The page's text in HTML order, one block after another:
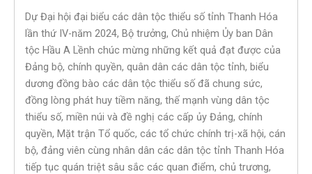
Dự Đại hội đại biểu các dân tộc thiểu số tỉnh Thanh Hóa
lần thứ IV-năm 2024, Bộ trưởng, Chủ nhiệm Ủy ban Dân
tộc Hầu A Lềnh chúc mừng những kết quả đạt được của
Đảng bộ, chính quyền, quân dân các dân tộc tỉnh, biểu
dương đồng bào các dân tộc thiểu số đã chung sức,
đồng lòng phát huy tiềm năng, thế mạnh vùng dân tộc
thiểu số, miền núi và đề nghị các cấp ủy Đảng, chính
quyền, Mặt trận Tổ quốc, các tổ chức chính trị-xã hội, cán
bộ, đảng viên cùng nhân dân các dân tộc tỉnh Thanh Hóa
tiếp tục quán triệt sâu sắc các quan điểm, chủ trương,